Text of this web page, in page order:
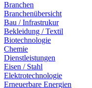
Branchen
Branchenübersicht
Bau / Infrastrukur
Bekleidung / Textil
Biotechnologie
Chemie
Dienstleistungen
Eisen / Stahl
Elektrotechnologie
Erneuerbare Energien